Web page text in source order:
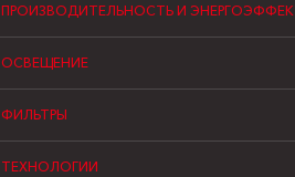
ПРОИЗВОДИТЕЛЬНОСТЬ И
ОСВЕЩЕНИЕ
ФИЛЬТРЫ
ТЕХНОЛОГИИ